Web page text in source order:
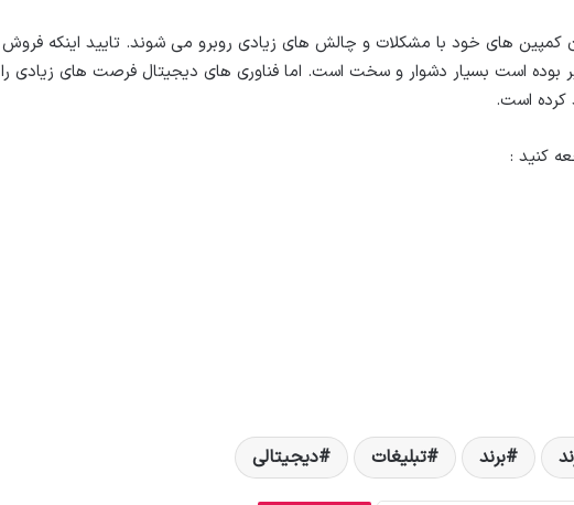
کمپین های خود با مشکلات و چالش های زیادی روبرو می شوند. تایید اینکه فروش
بوده است بسیار دشوار و سخت است. اما فناوری های دیجیتال فرصت های زیادی را
کرده است.
کنید :
برند تبلیغات دیجیتالی